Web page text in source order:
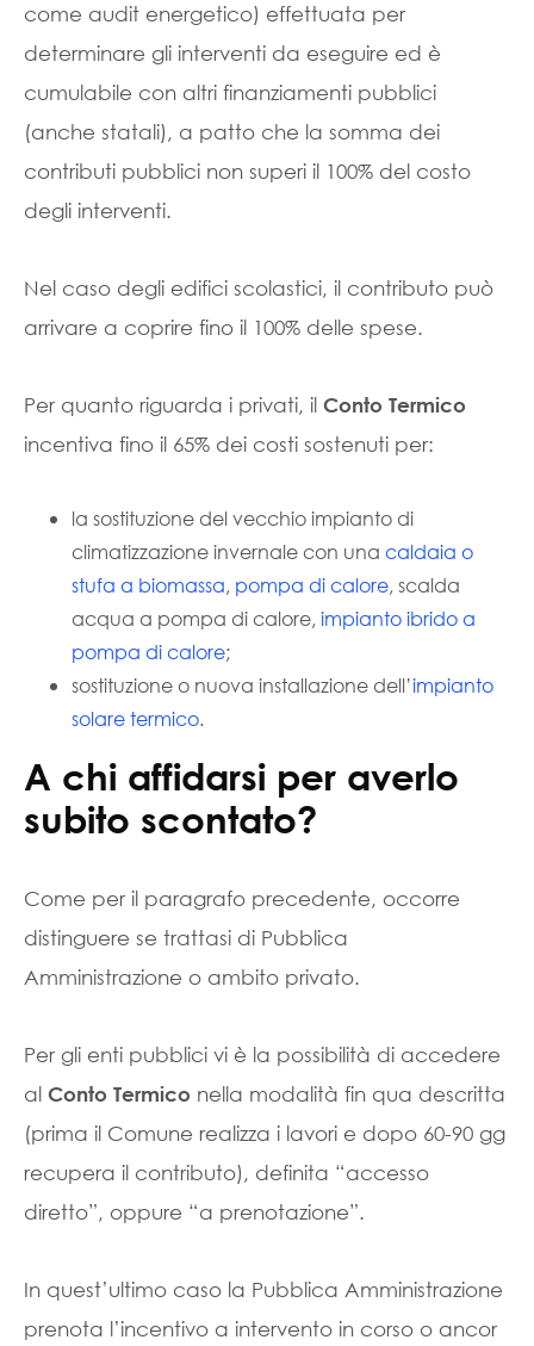
come audit energetico) effettuata per
determinare gli interventi da eseguire ed è
cumulabile con altri finanziamenti pubblici
(anche statali), a patto che la somma dei
contributi pubblici non superi il 100% del costo
degli interventi.
Nel caso degli edifici scolastici, il contributo può
arrivare a coprire fino il 100% delle spese.
Per quanto riguarda i privati, il Conto Termico
incentiva fino il 65% dei costi sostenuti per:
la sostituzione del vecchio impianto di
climatizzazione invernale con una caldaia o
stufa a biomassa, pompa di calore, scalda
acqua a pompa di calore,impianto ibrido a
pompa di calore;
sostituzione o nuova installazione dell’impianto
solare termico.
A chi affidarsi per averlo
subito scontato?
Come per il paragrafo precedente, occorre
distinguere se trattasi di Pubblica
Amministrazione o ambito privato.
Per gli enti pubblici vi è la possibilità di accedere
al Conto Termico nella modalità fin qua descritta
(prima il Comune realizza i lavori e dopo 60-90 gg
recupera il contributo), definita “accesso
diretto”, oppure “a prenotazione”.
In quest’ultimo caso la Pubblica Amministrazione
prenota l’incentivo a intervento in corso o ancor